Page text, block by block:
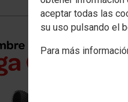
aceptar todas las
su uso pulsando el
Para más